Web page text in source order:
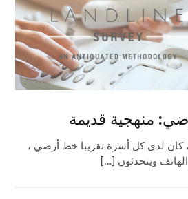
منهجية قديمة
مرة أخرى في عام 1990 ، كان لدى كل أسرة تقريبا خط أرضي ،
ويتحدثون […]